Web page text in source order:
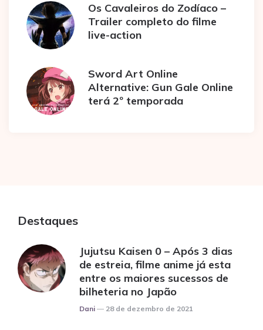
Os Cavaleiros do Zodíaco –
Trailer completo do filme
live-action
Sword Art Online
Alternative: Gun Gale Online
terá 2º temporada
Destaques
Jujutsu Kaisen 0 – Após 3 dias
de estreia, filme anime já esta
entre os maiores sucessos de
bilheteria no Japão
Posted
Dani 28 de dezembro de 2021